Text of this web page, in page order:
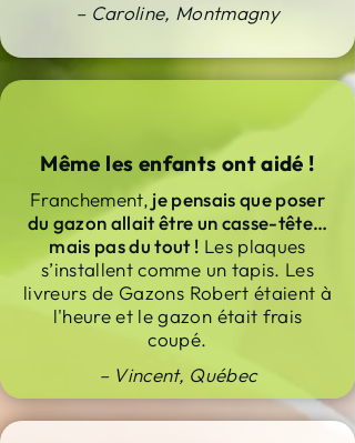
– Caroline, Montmagny
Même les enfants ont aidé !
Franchement, je pensais que poser
du gazon allait être un casse-tête…
mais pas du tout ! Les plaques
s’installent comme un tapis. Les
livreurs de Gazons Robert étaient à
l'heure et le gazon était frais
coupé.
– Vincent, Québec